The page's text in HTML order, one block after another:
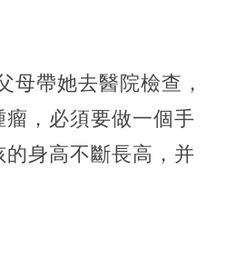
母帶她去醫院檢查，
，必須要做一個手
身高不斷長高，并